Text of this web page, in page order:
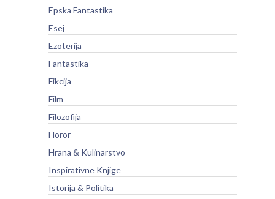
Epska Fantastika
Esej
Ezoterija
Fantastika
Fikcija
Film
Filozofija
Horor
Hrana & Kulinarstvo
Inspirativne Knjige
Istorija & Politika